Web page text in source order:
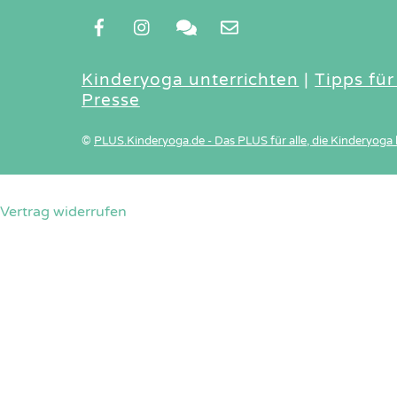
Kinderyoga unterrichten |Tipps
Presse
© PLUS.Kinderyoga.de - Das PLUS für alle, die Kinderyoga
Vertrag widerrufen